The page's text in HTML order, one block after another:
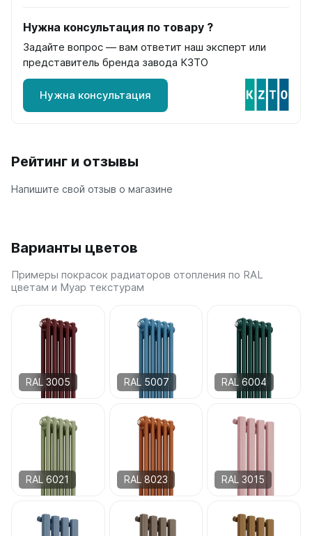
Quadrum Neo 50 H
Завалинки
Завалинка Гармония
Завалинка РС
Зеркало Г
Зеркало С
Нужна консультация по товару ?
Задайте вопрос — вам ответит наш эксперт или
представитель бренда завода КЗТО
Нужна консультация
Рейтинг и отзывы
Напишите свой отзыв о магазине
Варианты цветов
Примеры покрасок радиаторов отопления по RAL
цветам и Муар текстурам
RAL 3005 RAL 5007 RAL 6004
RAL 6021 RAL 8023 RAL 3015